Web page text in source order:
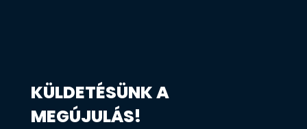
KÜLDETÉSÜNK A
MEGÚJULÁS!